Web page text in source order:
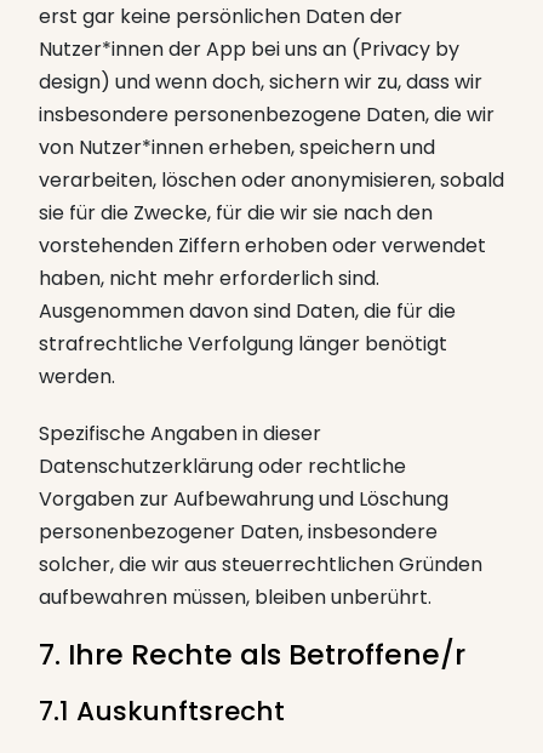
erst gar keine persönlichen Daten der
Nutzer*innen der App bei uns an (Privacy by
design) und wenn doch, sichern wir zu, dass wir
insbesondere personenbezogene Daten, die wir
von Nutzer*innen erheben, speichern und
verarbeiten, löschen oder anonymisieren, sobald
sie für die Zwecke, für die wir sie nach den
vorstehenden Ziffern erhoben oder verwendet
haben, nicht mehr erforderlich sind.
Ausgenommen davon sind Daten, die für die
strafrechtliche Verfolgung länger benötigt
werden.
Spezifische Angaben in dieser
Datenschutzerklärung oder rechtliche
Vorgaben zur Aufbewahrung und Löschung
personenbezogener Daten, insbesondere
solcher, die wir aus steuerrechtlichen Gründen
aufbewahren müssen, bleiben unberührt.
7. Ihre Rechte als Betroffene/r
7.1 Auskunftsrecht